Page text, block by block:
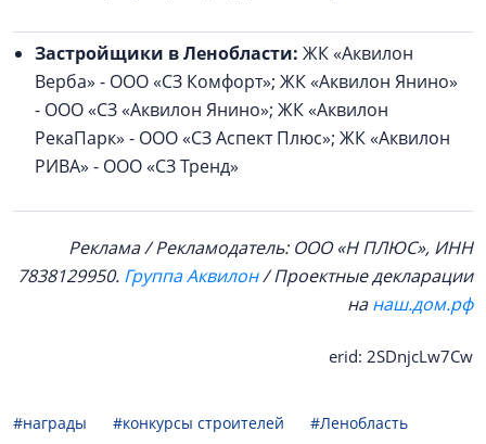
Застройщики в Ленобласти: ЖК «Аквилон
Верба» - ООО «СЗ Комфорт»; ЖК «Аквилон Янино»
- ООО «СЗ «Аквилон Янино»; ЖК «Аквилон
РекаПарк» - ООО «СЗ Аспект Плюс»; ЖК «Аквилон
РИВА» - ООО «СЗ Тренд»
Реклама / Рекламодатель: ООО «Н ПЛЮС», ИНН
7838129950. Группа Аквилон/ Проектные декларации
нанаш.дом.рф
erid: 2SDnjcLw7Cw
#награды #конкурсы строителей
#Ленобласть